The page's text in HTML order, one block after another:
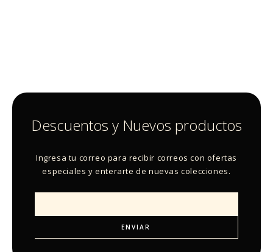
Descuentos y Nuevos productos
Ingresa tu correo para recibir correos con ofertas
especiales y enterarte de nuevas colecciones.